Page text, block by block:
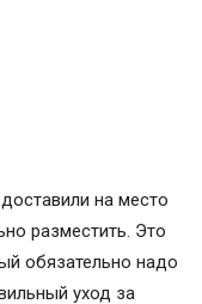
на место
разместить. Это
обязательно надо
уход за